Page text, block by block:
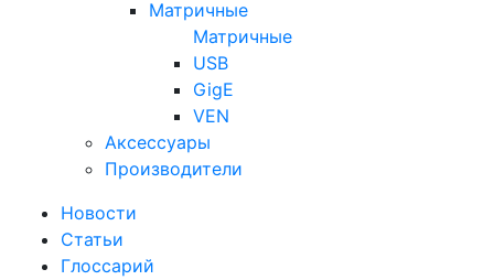
Матричные
Матричные
USB
GigE
VEN
Аксессуары
Производители
Новости
Статьи
Глоссарий